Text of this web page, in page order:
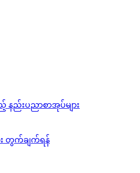
ည်းပညာစာအုပ်များ
း တွက်ချက်ရန်